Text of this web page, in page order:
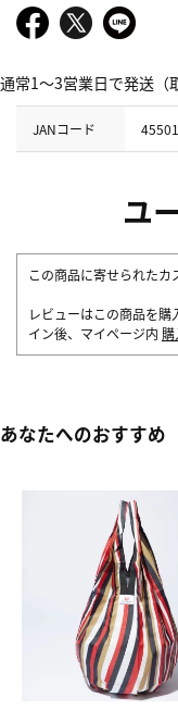
通常1～3営業日で発送（
JANコード
ユ
この商品に寄せられたカ
レビューはこの商品を
イン後、マイページ内
あなたへのおすすめ